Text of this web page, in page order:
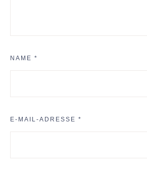
NAME *
E-MAIL-ADRESSE *